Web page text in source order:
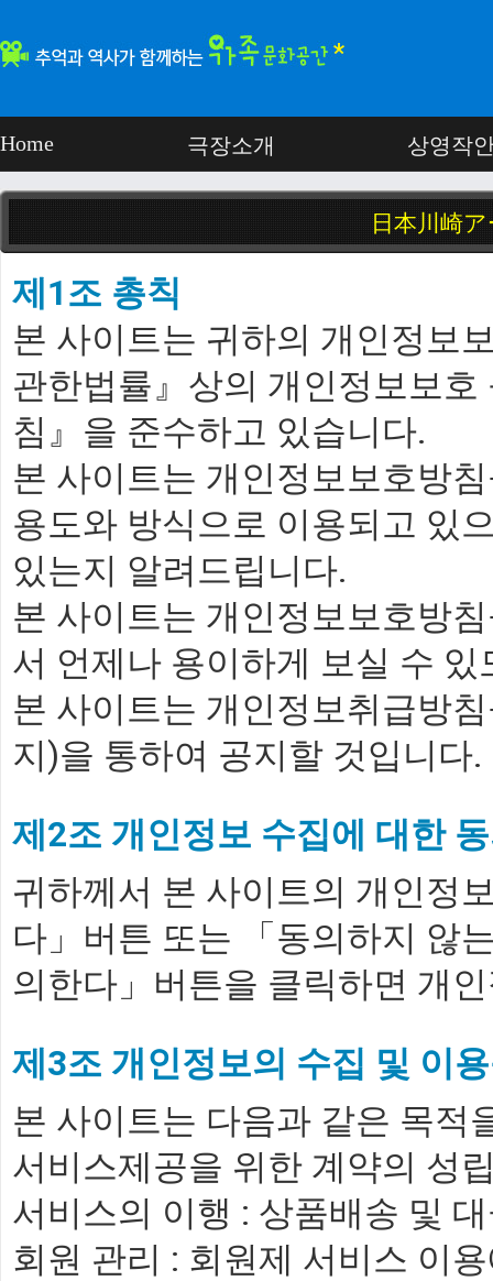
Home 극장소개 상영작
日本川崎
미림극장을 사
코로나19 예
☆<아름다운 문
▶ 미림극장은 손
제1조 총칙
본 사이트는 귀하의 개인정보
관한법률』상의 개인정보보
침』을 준수하고 있습니다.
본 사이트는 개인정보보호방
용도와 방식으로 이용되고 있
있는지 알려드립니다.
본 사이트는 개인정보보호방
서 언제나 용이하게 보실 수
본 사이트는 개인정보취급방
지)을 통하여 공지할 것입니다.
제2조 개인정보 수집에 대한
귀하께서 본 사이트의 개인정
다」버튼 또는 「동의하지 않
의한다」버튼을 클릭하면 개
제3조 개인정보의 수집 및 이
본 사이트는 다음과 같은 목적
서비스제공을 위한 계약의 성
서비스의 이행 : 상품배송 및
회원 관리 : 회원제 서비스 이